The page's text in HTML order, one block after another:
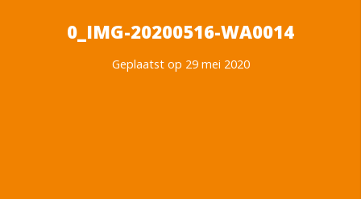
0_IMG-20200516-WA0014
Geplaatst op 29 mei 2020